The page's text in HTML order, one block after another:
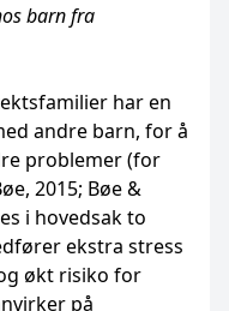
barn fra
har en
andre barn, for å
problemer (for
2015; Bøe &
i hovedsak to
ekstra stress
økt risiko for
på